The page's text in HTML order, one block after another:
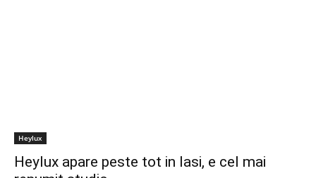
Heylux
Heylux apare peste tot in Iasi, e cel mai